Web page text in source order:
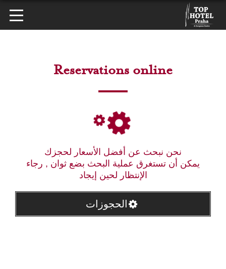
Reservations online
نحن نبحث عن أفضل الأسعار لحجزك
يمكن أن تستغرق عملية البحث بضع ثوان , رجاء
الإنتظار لحين إيجاد
الحجوزات